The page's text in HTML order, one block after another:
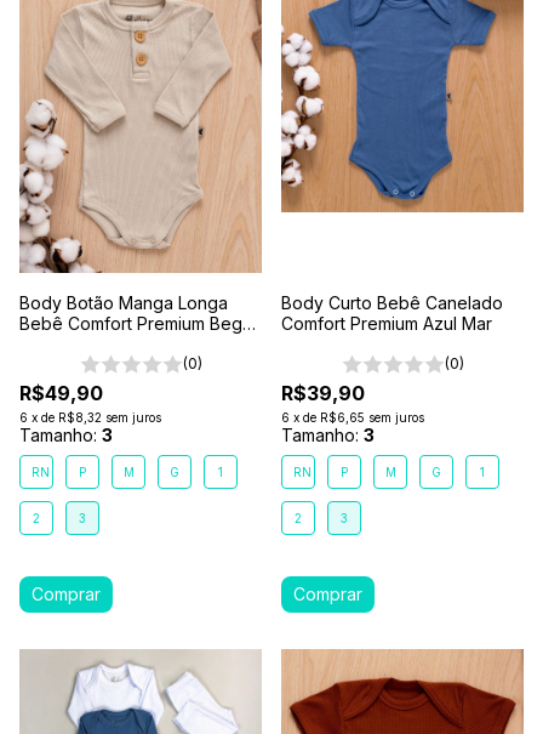
Body Botão Manga Longa
Bebê Comfort Premium Bege
(0)
R$49,90
6 x de R$8,32 sem juros
Tamanho: 3
RN P M G 1
2 3
Body Curto Bebê Canelado
Comfort Premium Azul Mar
(0)
R$39,90
6 x de R$6,65 sem juros
Tamanho: 3
RN P M G 1
2 3